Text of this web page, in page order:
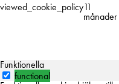
viewed_cookie_policy11
månader
Funktionella
functional